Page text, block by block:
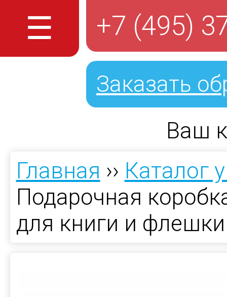
☰ +7 (495)
Заказать
Ваш
Главная ›› Каталог
Подарочная
для книги и флешки